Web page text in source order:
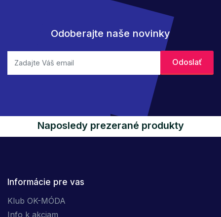
Odoberajte naše novinky
Naposledy prezerané produkty
Informácie pre vas
Klub OK-MÓDA
Info k akciam